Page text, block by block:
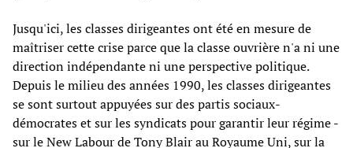
Jusqu'ici, les classes dirigeantes ont été en mesure de
maîtriser cette crise parce que la classe ouvrière n'a ni une
direction indépendante ni une perspective politique.
Depuis le milieu des années 1990, les classes dirigeantes
se sont surtout appuyées sur des partis sociaux-
démocrates et sur les syndicats pour garantir leur régime -
sur le New Labour de Tony Blair au Royaume Uni, sur la